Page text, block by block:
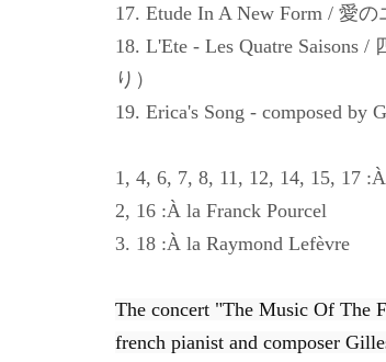
17. Etude In A New Form / 愛
18. L'Ete - Les Quatre Saisons
り）
19. Erica's Song - composed by
1, 4, 6, 7, 8, 11, 12, 14, 15, 17
2, 16 :À la Franck Pourcel
3. 18 :À la Raymond Lefèvre
The concert "The Music Of The
french pianist and composer